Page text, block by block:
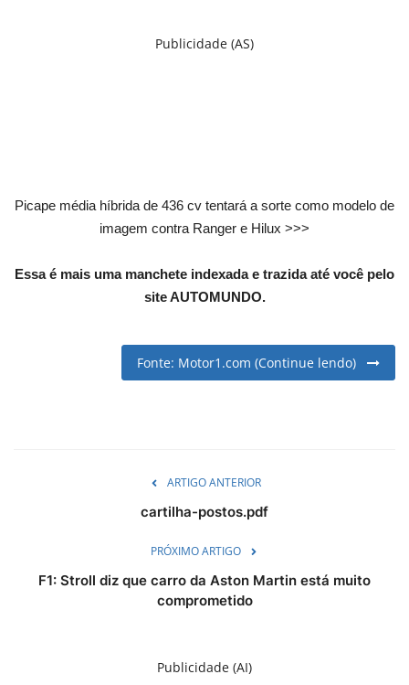
Publicidade (AS)
Picape média híbrida de 436 cv tentará a sorte como modelo de
imagem contra Ranger e Hilux >>>
Essa é mais uma manchete indexada e trazida até você pelo
site AUTOMUNDO.
Fonte: Motor1.com (Continue lendo)
ARTIGO ANTERIOR
cartilha-postos.pdf
PRÓXIMO ARTIGO
F1: Stroll diz que carro da Aston Martin está muito
comprometido
Publicidade (AI)